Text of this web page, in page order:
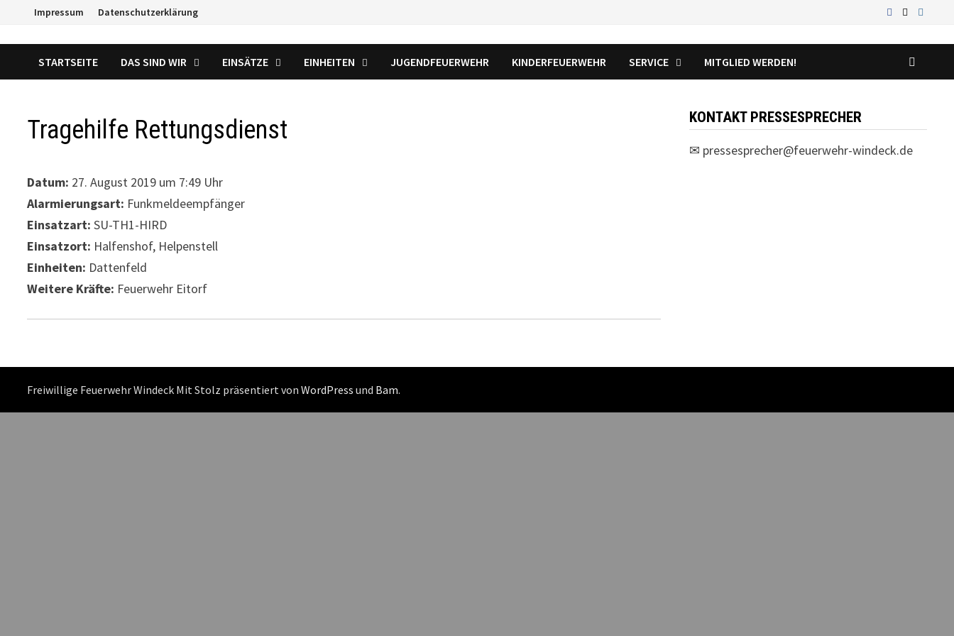
springen
Impressum Datenschutzerklärung
STARTSEITE DAS SIND WIR EINSÄTZE EINHEITEN JUGENDFEUERWEHR KINDERFEUERWEHR SERVICE MITGLIED WERDEN!
Tragehilfe Rettungsdienst
Datum: 27. August 2019 um 7:49 Uhr
Alarmierungsart: Funkmeldeempfänger
Einsatzart: SU-TH1-HIRD
Einsatzort: Halfenshof, Helpenstell
Einheiten: Dattenfeld
Weitere Kräfte: Feuerwehr Eitorf
KONTAKT PRESSESPRECHER
✉ pressesprecher@feuerwehr-windeck.de
Freiwillige Feuerwehr Windeck Mit Stolz präsentiert vonWordPress und Bam.